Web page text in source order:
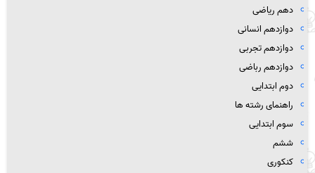
دهم ریاضی
دوازدهم انسانی
دوازدهم تجربی
دوازدهم رباضی
دوم ابتدایی
راهنمای رشته ها
سوم ابتدایی
ششم
کنکوری